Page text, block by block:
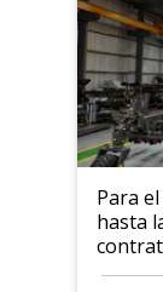
Para
hasta